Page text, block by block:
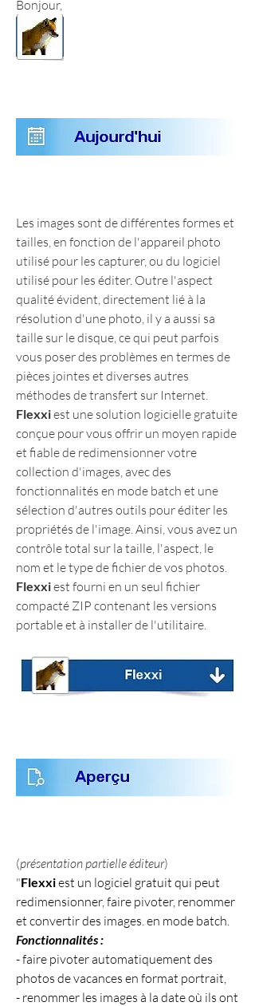
Bonjour,
Les images sont de différentes formes et
tailles, en fonction de l'appareil photo
utilisé pour les capturer, ou du logiciel
utilisé pour les éditer. Outre l'aspect
qualité évident, directement lié à la
résolution d'une photo, il y a aussi sa
taille sur le disque, ce qui peut parfois
vous poser des problèmes en termes de
pièces jointes et diverses autres
méthodes de transfert sur Internet.
Flexxi est une solution logicielle gratuite
conçue pour vous offrir un moyen rapide
et fiable de redimensionner votre
collection d'images, avec des
fonctionnalités en mode batch et une
sélection d'autres outils pour éditer les
propriétés de l'image. Ainsi, vous avez un
contrôle total sur la taille, l'aspect, le
nom et le type de fichier de vos photos.
Flexxi est fourni en un seul fichier
compacté ZIP contenant les versions
portable et à installer de l'utilitaire.
(présentation partielle éditeur)
"Flexxi est un logiciel gratuit qui peut
redimensionner, faire pivoter, renommer
et convertir des images. en mode batch.
Fonctionnalités :
- faire pivoter automatiquement des
photos de vacances en format portrait,
- renommer les images à la date où ils ont